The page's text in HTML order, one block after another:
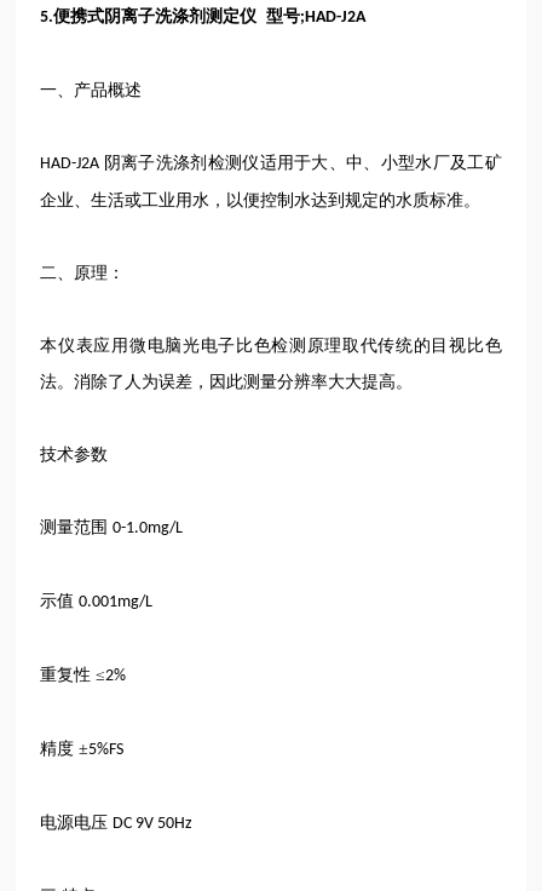
5.便携式阴离子洗涤剂测定仪 型号;HAD-J2A
一、产品概述
HAD-J2A 阴离子洗涤剂检测仪适用于大、中、小型水厂及工矿
企业、生活或工业用水，以便控制水达到规定的水质标准。
二、原理：
本仪表应用微电脑光电子比色检测原理取代传统的目视比色
法。消除了人为误差，因此测量分辨率大大提高。
技术参数
测量范围 0-1.0mg/L
示值 0.001mg/L
重复性 ≤2%
精度 ±5%FS
电源电压 DC 9V 50Hz